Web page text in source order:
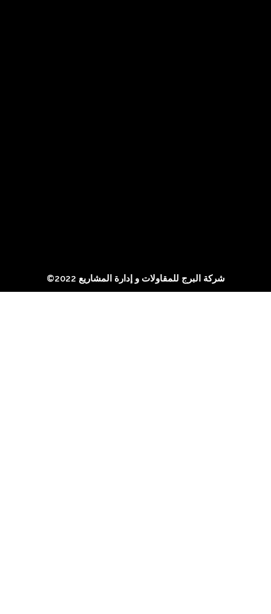
©شركة البرج للمقاولات و إدارة المشاريع 2022